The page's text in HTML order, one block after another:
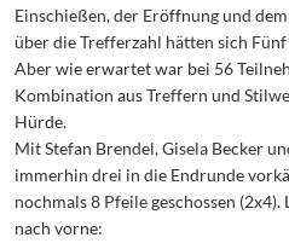
Einschießen, der Eröffnung und
über die Trefferzahl hätten sich
Aber wie erwartet war bei 56
Kombination aus Treffern und
Hürde.
Mit Stefan Brendel, Gisela Becker
immerhin drei in die Endrunde
nochmals 8 Pfeile geschossen
nach vorne: